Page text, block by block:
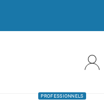
PROFESSIONNELS